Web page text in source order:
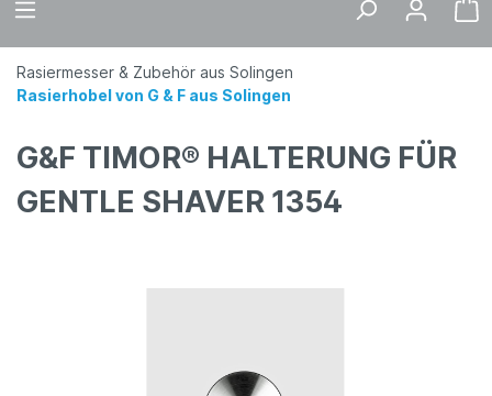
Rasiermesser & Zubehör aus Solingen
Rasierhobel von G & F aus Solingen
G&F TIMOR® HALTERUNG FÜR
GENTLE SHAVER 1354